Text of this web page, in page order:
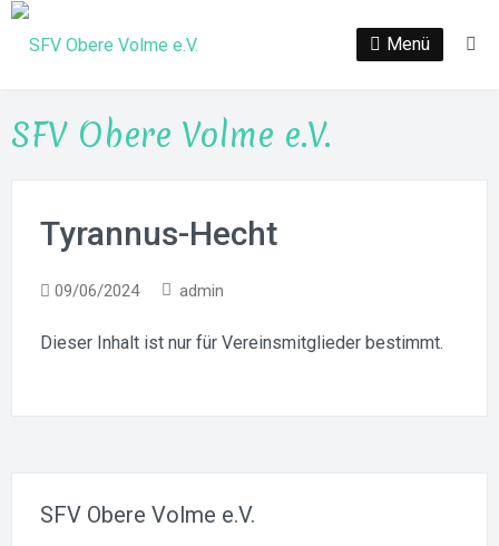
Zum
Inhalt
SFV Obere Volme e.V.
Menü
Tyrannus-Hecht
09/06/2024 admin
Dieser Inhalt ist nur für Vereinsmitglieder bestimmt.
SFV Obere Volme e.V.